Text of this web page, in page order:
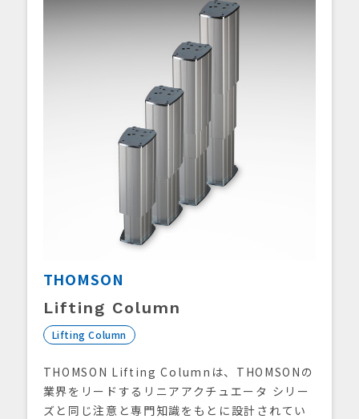
THOMSON
Lifting Column
Lifting Column
THOMSON Lifting Columnは、THOMSONの
業界をリードするリニアアクチュエータ シリー
ズと同じ注意と専門知識をもとに設計されてい